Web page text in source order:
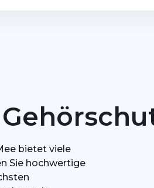
bietet viele
Sie hochwertige